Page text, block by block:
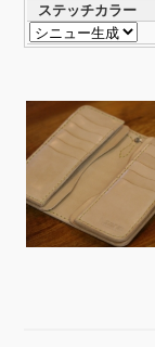
ステッチカラー